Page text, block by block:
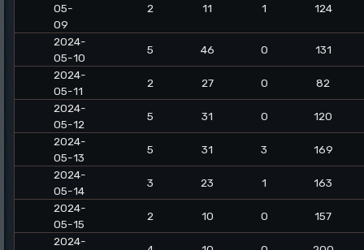
05-
09
2 11 1 124
2024-
05-10
5 46 0
131
2024-
05-11
2 27 0
82
2024-
05-12
5 31 0
120
2024-
05-13
5 31 3
169
2024-
05-14
3 23 1
163
2024-
05-15
2 10 0
157
2024-